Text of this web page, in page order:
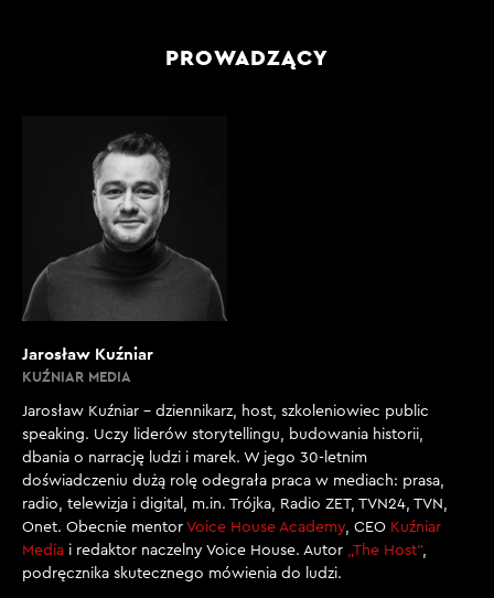
PROWADZĄCY
Jarosław Kuźniar
KUŹNIAR MEDIA
Jarosław Kuźniar – dziennikarz, host, szkoleniowiec public
speaking. Uczy liderów storytellingu, budowania historii,
dbania o narrację ludzi i marek. W jego 30-letnim
doświadczeniu dużą rolę odegrała praca w mediach: prasa,
radio, telewizja i digital, m.in. Trójka, Radio ZET, TVN24, TVN,
Onet. Obecnie mentor Voice House Academy, CEO Kuźniar
Media i redaktor naczelny Voice House. Autor „The Host”,
podręcznika skutecznego mówienia do ludzi.